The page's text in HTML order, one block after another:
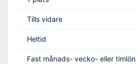
Tills vidare
Heltid
Fast månads- vecko- eller timlön